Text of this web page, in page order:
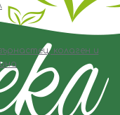
колаген и